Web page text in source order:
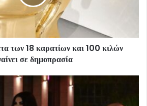
των 18 καρατίων και 100 κιλών
σε δημοπρασία